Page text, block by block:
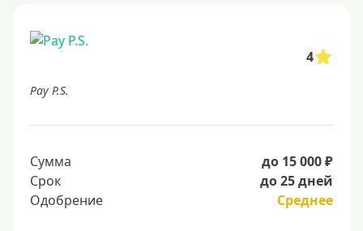
4
Pay P.S.
Сумма
до 15 000 ₽
Срок
до 25 дней
Одобрение
Среднее